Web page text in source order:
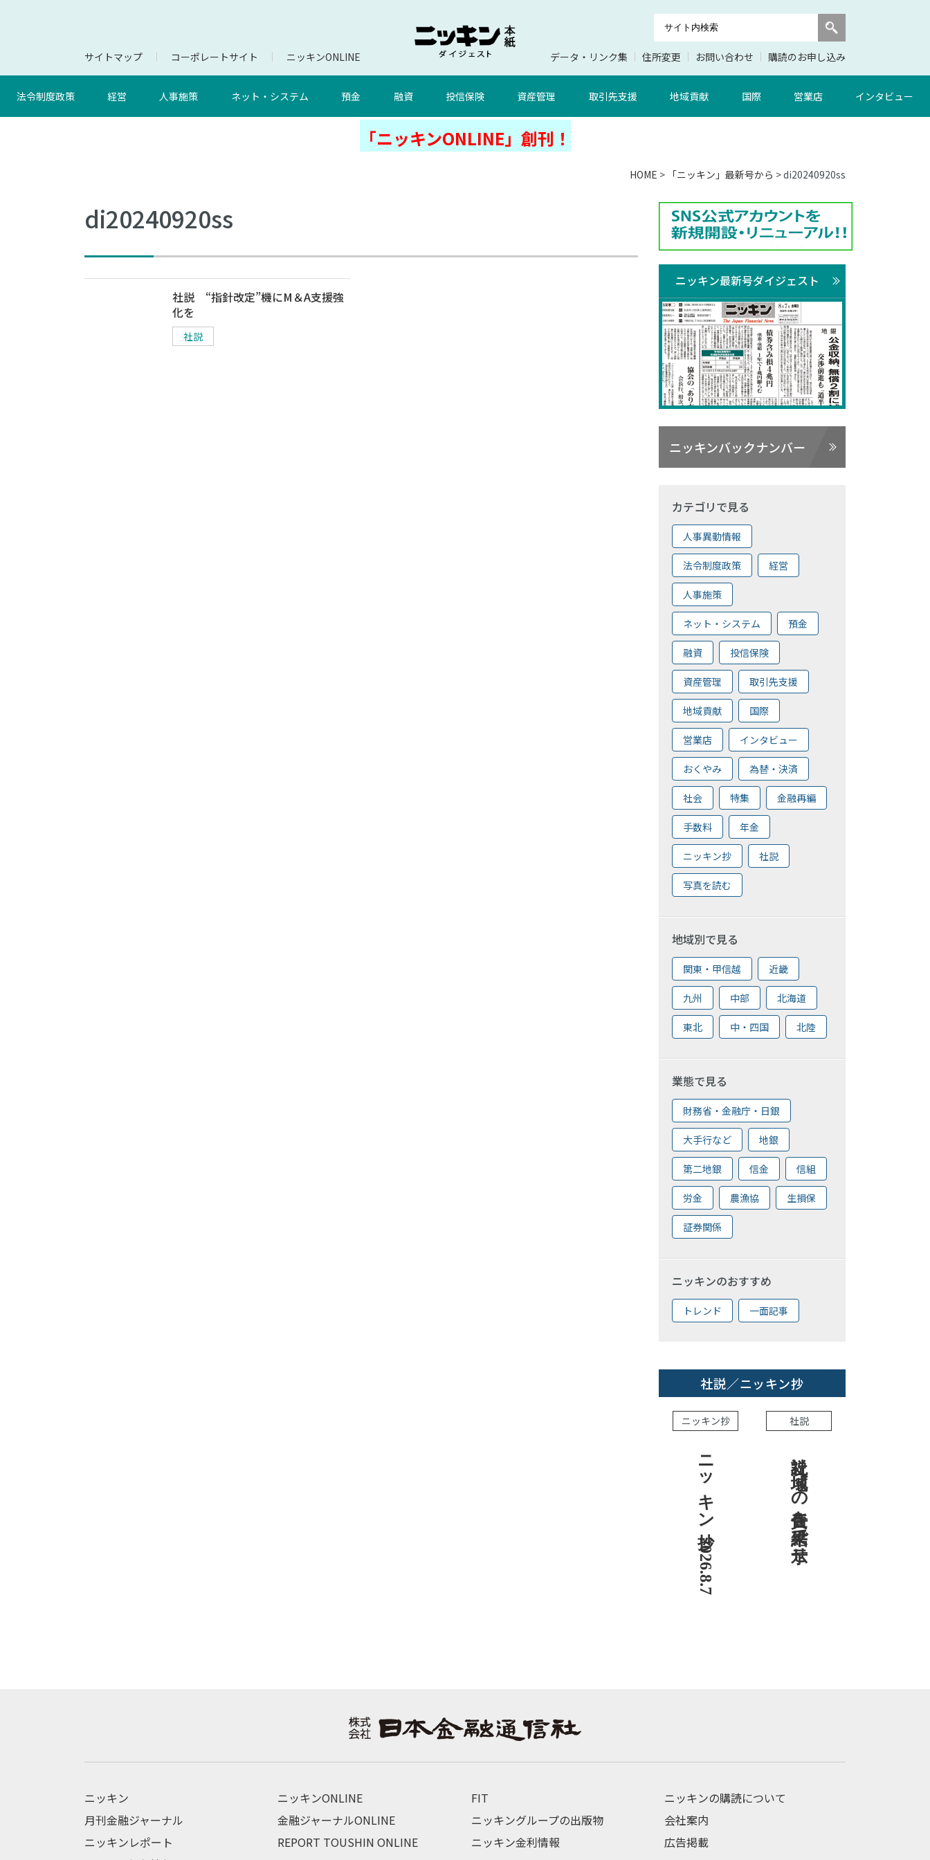
サイトマップ コーポレートサイト ニッキンONLINE データ・リンク集 住所変更 お問い合わせ 購読のお申し込み
法令制度政策 経営 人事施策 ネット・システム 預金 融資 投信保険 資産管理 取引先支援 地域貢献 国際 営業店 インタビュー
「ニッキンONLINE」創刊！
HOME > 「ニッキン」最新号から > di20240920ss
di20240920ss
社説 “指針改定”機にM＆A支援強
化を
社説
ニッキン最新号ダイジェスト
ニッキンバックナンバー
カテゴリで見る
人事異動情報
法令制度政策 経営
人事施策
ネット・システム 預金
融資 投信保険
資産管理 取引先支援
地域貢献 国際
営業店 インタビュー
おくやみ 為替・決済
社会 特集 金融再編
手数料 年金
ニッキン抄 社説
写真を読む
地域別で見る
関東・甲信越 近畿
九州 中部 北海道
東北 中・四国 北陸
業態で見る
財務省・金融庁・日銀
大手行など 地銀
第二地銀 信金 信組
労金 農漁協 生損保
証券関係
ニッキンのおすすめ
トレンド 一面記事
社説／ニッキン抄
ニッキン抄
ニッキン抄 2026.8.7
社説
社説 地域への責任を結果で示せ
ニッキン
月刊金融ジャーナル
ニッキンレポート
ニッキンONLINE
金融ジャーナルONLINE
REPORT TOUSHIN ONLINE
FIT
ニッキングループの出版物
ニッキン金利情報
ニッキンの購読について
会社案内
広告掲載